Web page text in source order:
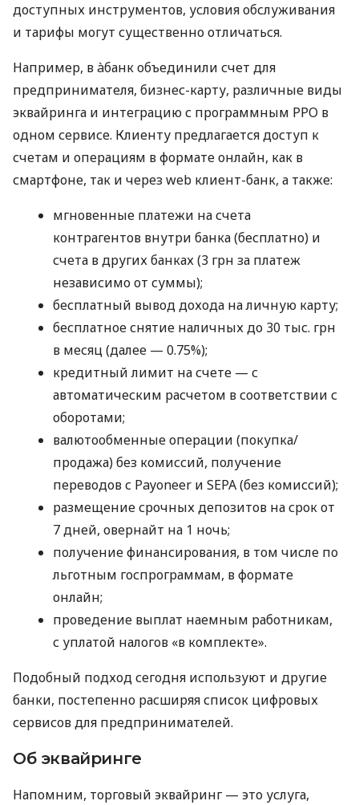
доступных инструментов, условия обслуживания
и тарифы могут существенно отличаться.
Например, в àбанк объединили счет для
предпринимателя, бизнес-карту, различные виды
эквайринга и интеграцию с программным РРО в
одном сервисе. Клиенту предлагается доступ к
счетам и операциям в формате онлайн, как в
смартфоне, так и через web клиент-банк, а также:
мгновенные платежи на счета
контрагентов внутри банка (бесплатно) и
счета в других банках (3 грн за платеж
независимо от суммы);
бесплатный вывод дохода на личную карту;
бесплатное снятие наличных до 30 тыс. грн
в месяц (далее — 0.75%);
кредитный лимит на счете — с
автоматическим расчетом в соответствии с
оборотами;
валютообменные операции (покупка/
продажа) без комиссий, получение
переводов с Payoneer и SEPA (без комиссий);
размещение срочных депозитов на срок от
7 дней, овернайт на 1 ночь;
получение финансирования, в том числе по
льготным госпрограммам, в формате
онлайн;
проведение выплат наемным работникам,
с уплатой налогов «в комплекте».
Подобный подход сегодня используют и другие
банки, постепенно расширяя список цифровых
сервисов для предпринимателей.
Об эквайринге
Напомним, торговый эквайринг — это услуга,